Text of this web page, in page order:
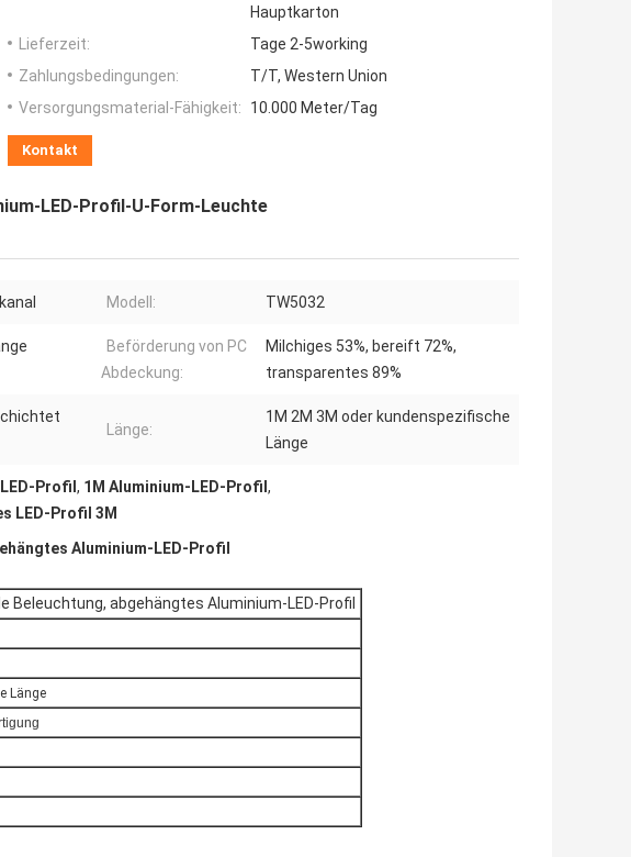
Hauptkarton
Lieferzeit:
Tage 2-5working
Zahlungsbedingungen:
T/T, Western Union
Versorgungsmaterial-Fähigkeit:
10.000 Meter/Tag
Kontakt
LED-Profil-U-Form-Leuchte
Modell: TW5032
Beförderung von PC
Abdeckung:
Milchiges 53%, bereift 72%,
transparentes 89%
Länge:
1M 2M 3M oder kundenspezifische
Länge
Profil , 1M Aluminium-LED-Profil ,
LED-Profil 3M
Aluminium-LED-Profil
Beleuchtung, abgehängtes Aluminium-LED-Profil
Länge